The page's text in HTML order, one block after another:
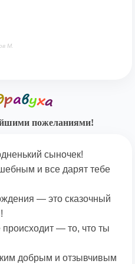
М.
пожеланиями!
сыночек!
и все дарят тебе
— это сказочный
— то, что ты
добрым и отзывчивым